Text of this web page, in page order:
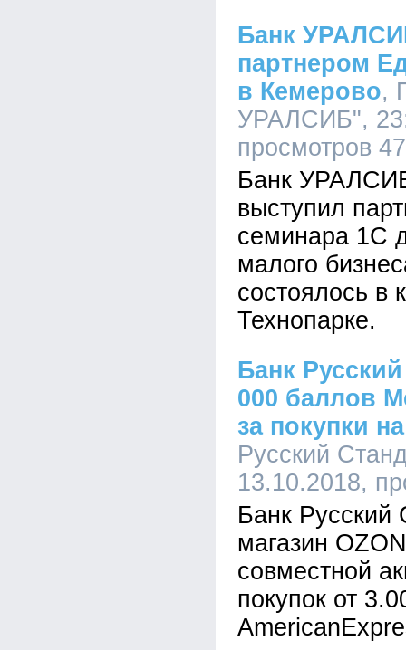
Банк
партнером
в Кемерово,
УРАЛСИБ",
просмотров
Банк
выступил
семинара 1С
малого
состоялось в
Технопарке.
Банк
000 баллов
за покупки
Русский
13.10.2018,
Банк Русский
магазин
совместной
покупок от